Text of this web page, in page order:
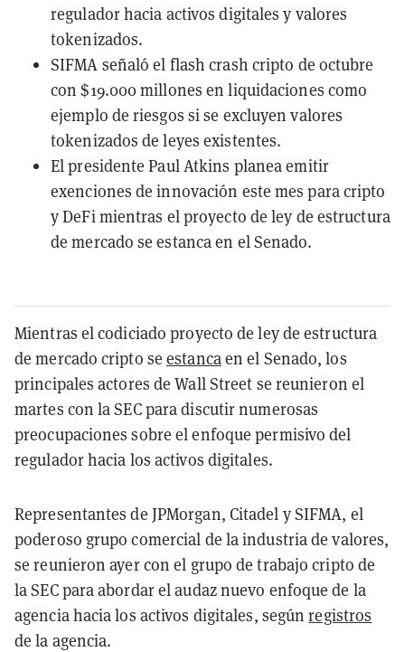
regulador hacia activos digitales y valores
tokenizados.
SIFMA señaló el flash crash cripto de octubre
con $19.000 millones en liquidaciones como
ejemplo de riesgos si se excluyen valores
tokenizados de leyes existentes.
El presidente Paul Atkins planea emitir
exenciones de innovación este mes para cripto
y DeFi mientras el proyecto de ley de estructura
de mercado se estanca en el Senado.
Mientras el codiciado proyecto de ley de estructura
de mercado cripto seestancaen el Senado, los
principales actores de Wall Street se reunieron el
martes con la SEC para discutir numerosas
preocupaciones sobre el enfoque permisivo del
regulador hacia los activos digitales.
Representantes de JPMorgan, Citadel y SIFMA, el
poderoso grupo comercial de la industria de valores,
se reunieron ayer con el grupo de trabajo cripto de
la SEC para abordar el audaz nuevo enfoque de la
agencia hacia los activos digitales, segúnregistros
de la agencia.